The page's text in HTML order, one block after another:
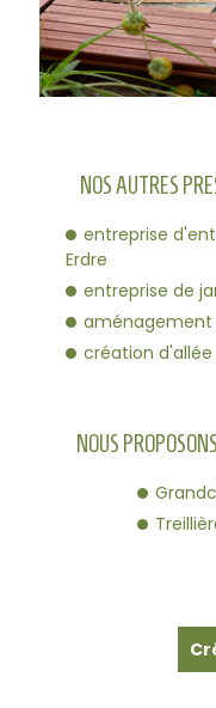
NOS AUTRES
entreprise
Erdre
entreprise de
aménagement
création
NOUS